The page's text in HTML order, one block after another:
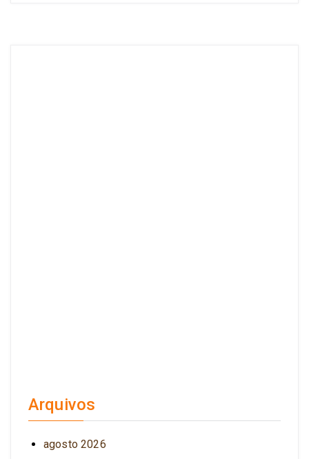
Arquivos
agosto 2026